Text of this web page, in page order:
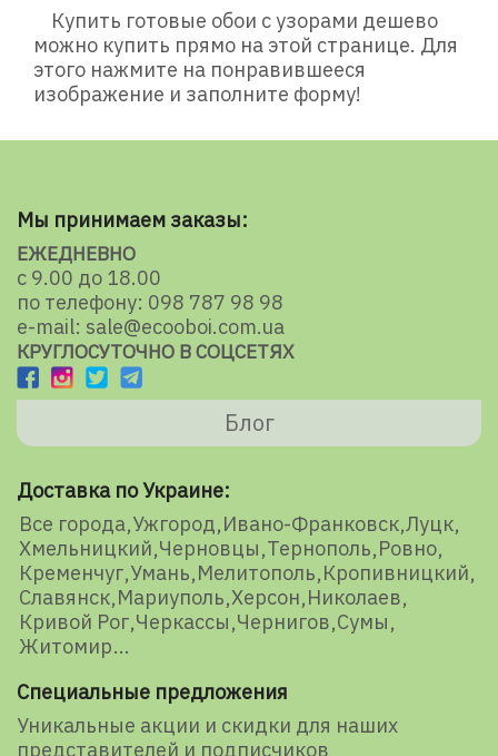
Купить готовые обои с узорами дешево
можно купить прямо на этой странице. Для
этого нажмите на понравившееся
изображение и заполните форму!
Мы принимаем заказы:
ЕЖЕДНЕВНО
с 9.00 до 18.00
по телефону: 098 787 98 98
e-mail: sale@ecooboi.com.ua
КРУГЛОСУТОЧНО В СОЦСЕТЯХ
Блог
Доставка по Украине:
Все города Ужгород Ивано-Франковск Луцк
Хмельницкий Черновцы Тернополь Ровно
Кременчуг Умань Мелитополь Кропивницкий
Славянск Мариуполь Херсон Николаев
Кривой Рог Черкассы Чернигов Сумы
Житомир
Специальные предложения
Уникальные акции и скидки для наших
представителей и подписчиков